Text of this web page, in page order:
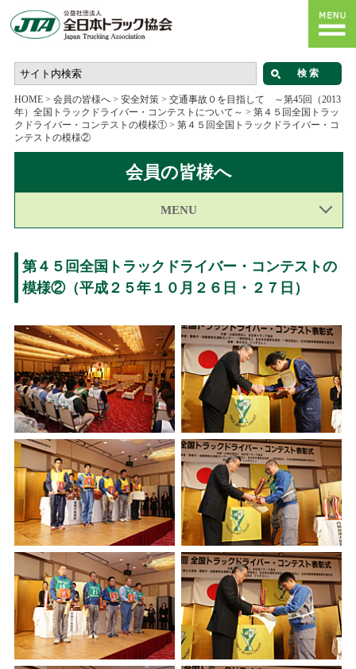
HOME> 会員の皆様へ> 安全対策> 交通事故０を目指して ～第45回（2013
年）全国トラックドライバー・コンテストについて～ > 第４５回全国トラッ
クドライバー・コンテストの模様①> 第４５回全国トラックドライバー・コ
ンテストの模様②
会員の皆様へ
MENU
第４５回全国トラックドライバー・コンテストの
模様②（平成２５年１０月２６日・２７日）